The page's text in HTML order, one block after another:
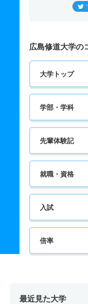
広島修道大学の
大学トップ
学部・学科
先輩体験記
就職・資格
入試
倍率
最近見た大学